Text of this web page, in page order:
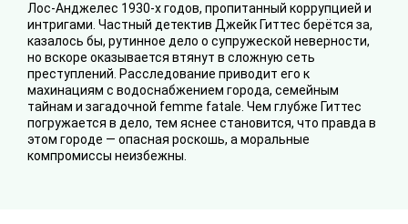
Лос-Анджелес 1930-х годов, пропитанный коррупцией и
интригами. Частный детектив Джейк Гиттес берётся за,
казалось бы, рутинное дело о супружеской неверности,
но вскоре оказывается втянут в сложную сеть
преступлений. Расследование приводит его к
махинациям с водоснабжением города, семейным
тайнам и загадочной femme fatale. Чем глубже Гиттес
погружается в дело, тем яснее становится, что правда в
этом городе — опасная роскошь, а моральные
компромиссы неизбежны.